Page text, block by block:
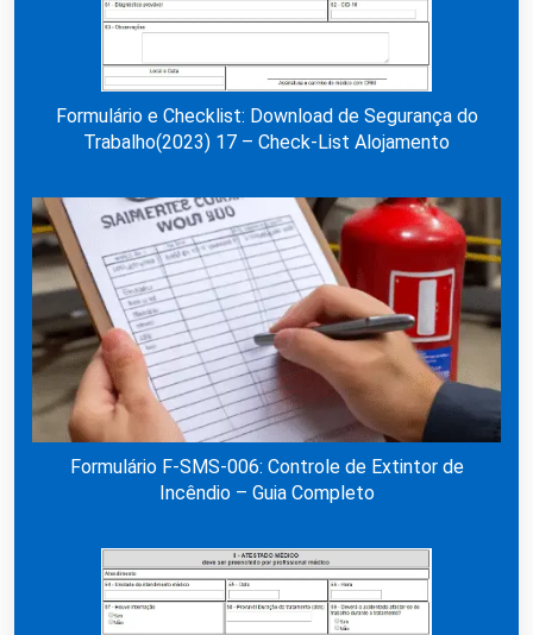
Formulário e Checklist: Download de Segurança do
Trabalho(2023) 17 – Check-List Alojamento
Formulário F-SMS-006: Controle de Extintor de
Incêndio – Guia Completo